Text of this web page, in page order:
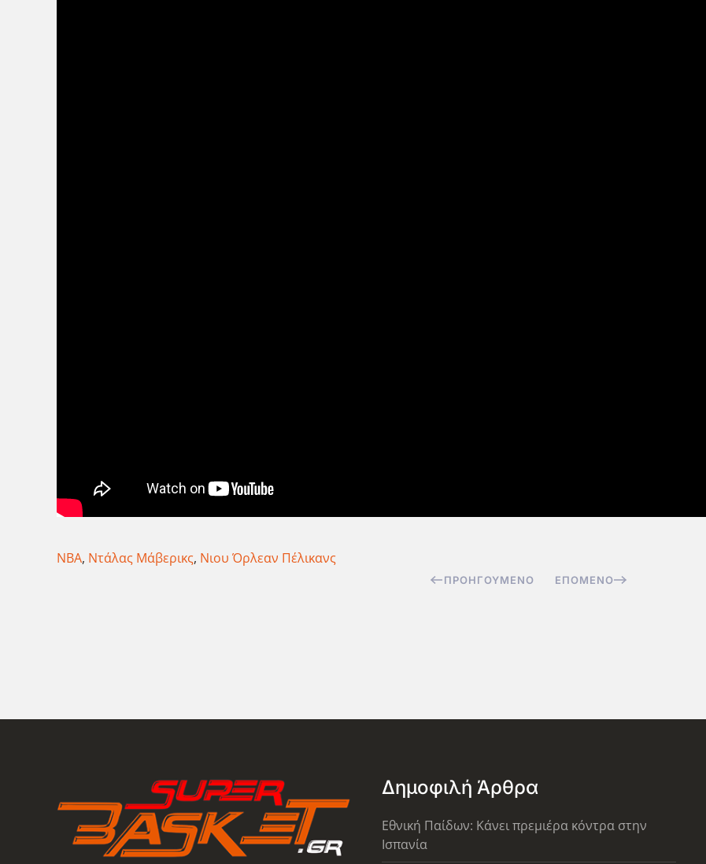
ΝΒΑ, Ντάλας Μάβερικς, Νιου Όρλεαν Πέλικανς
ΠΡΟΗΓΟΎΜΕΝΟ ΕΠΌΜΕΝΟ
Δημοφιλή Άρθρα
Εθνική Παίδων: Κάνει πρεμιέρα κόντρα στην
Ισπανία